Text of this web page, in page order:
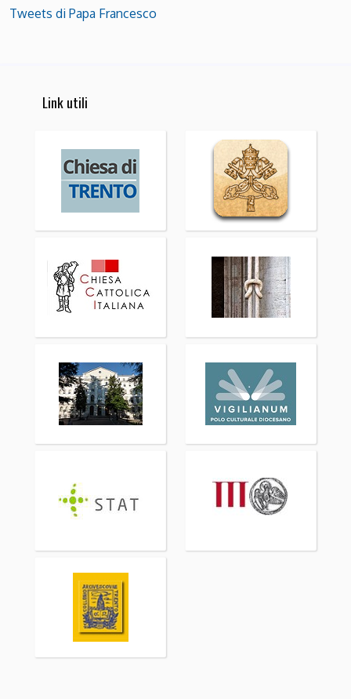
Tweets di Papa Francesco
Link utili